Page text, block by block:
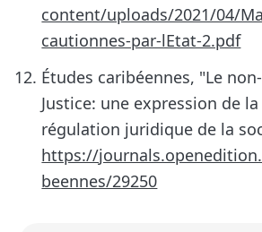
content/uploads/2021/04/
cautionnes-par-lEtat-2.pdf
Études caribéennes, "Le
Justice: une expression de
régulation juridique de la
https://
beennes/29250